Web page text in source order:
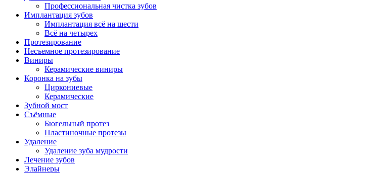
Профессиональная чистка зубов
Имплантация зубов
Имплантация всё на шести
Всё на четырех
Протезирование
Несъемное протезирование
Виниры
Керамические виниры
Коронка на зубы
Циркониевые
Керамические
Зубной мост
Съёмные
Бюгельный протез
Пластиночные протезы
Удаление
Удаление зуба мудрости
Лечение зубов
Элайнеры